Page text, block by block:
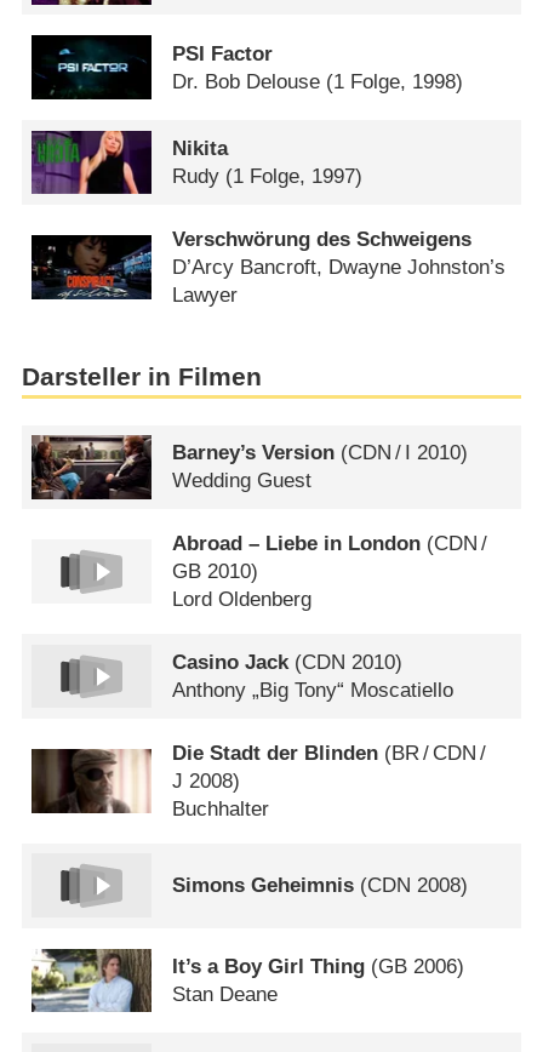
PSI Factor
Dr. Bob Delouse (1 Folge, 1998)
Nikita
Rudy (1 Folge, 1997)
Verschwörung des Schweigens
D’Arcy Bancroft, Dwayne Johnston’s
Lawyer
Darsteller in Filmen
Barney’s Version (CDN /
2010)
Wedding Guest
Abroad – Liebe in London (CDN /
GB 2010)
Lord Oldenberg
Casino Jack(CDN 2010)
Anthony „Big Tony“ Moscatiello
Die Stadt der Blinden (BR/ CDN /
J 2008)
Buchhalter
Simons Geheimnis (CDN 2008)
It’s a Boy Girl Thing (GB 2006)
Stan Deane